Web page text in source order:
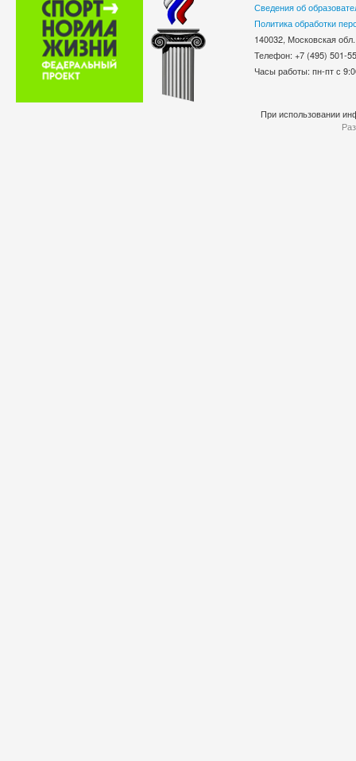
Сведения об
Политика обработки
140032, Московская
Телефон: +7 (495)
Часы работы: пн-пт с
При использовании